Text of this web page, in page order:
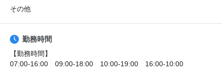
その他
勤務時間
【勤務時間】
07:00-16:00 09:00-18:00 10:00-19:00 16:00-10:00